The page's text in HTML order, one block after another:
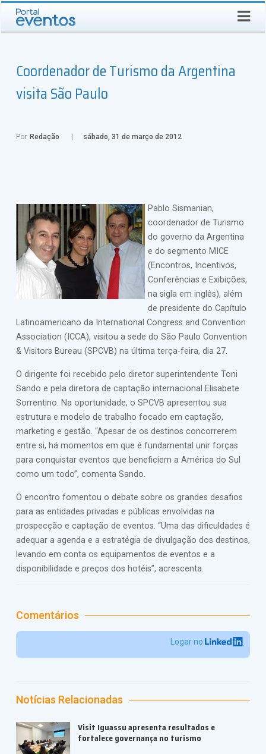
Select Language ▼
Coordenador de Turismo da Argentina
visita São Paulo
Por Redação sábado, 31 de março de 2012
Pablo Sismanian,
coordenador de Turismo
do governo da Argentina
e do segmento MICE
(Encontros, Incentivos,
Conferências e Exibições,
na sigla em inglês), além
de presidente do Capítulo
Latinoamericano da International Congress and Convention
Association (ICCA), visitou a sede do São Paulo Convention
& Visitors Bureau (SPCVB) na última terça-feira, dia 27.
O dirigente foi recebido pelo diretor superintendente Toni
Sando e pela diretora de captação internacional Elisabete
Sorrentino. Na oportunidade, o SPCVB apresentou sua
estrutura e modelo de trabalho focado em captação,
marketing e gestão. “Apesar de os destinos concorrerem
entre si, há momentos em que é fundamental unir forças
para conquistar eventos que beneficiem a América do Sul
como um todo”, comenta Sando.
O encontro fomentou o debate sobre os grandes desafios
para as entidades privadas e públicas envolvidas na
prospecção e captação de eventos. “Uma das dificuldades é
adequar a agenda e a estratégia de divulgação dos destinos,
levando em conta os equipamentos de eventos e a
disponibilidade e preços dos hotéis”, acrescenta.
Comentários
Logar no
Notícias Relacionadas
Visit Iguassu apresenta resultados e
fortalece governança no turismo